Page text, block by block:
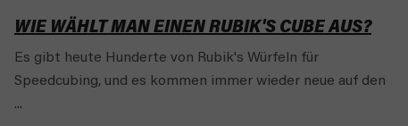
WIE WÄHLT MAN EINEN RUBIK'S CUBE AUS?
Es gibt heute Hunderte von Rubik's Würfeln für
Speedcubing, und es kommen immer wieder neue auf den
...